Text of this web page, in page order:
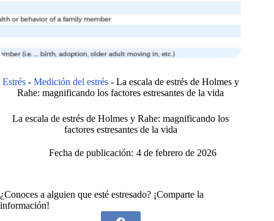
Estrés- Medición del estrés- La escala de estrés de Holmes y
Rahe: magnificando los factores estresantes de la vida
La escala de estrés de Holmes y Rahe: magnificando los
factores estresantes de la vida
Fecha de publicación: 4 de febrero de 2026
¿Conoces a alguien que esté estresado? ¡Comparte la
información!